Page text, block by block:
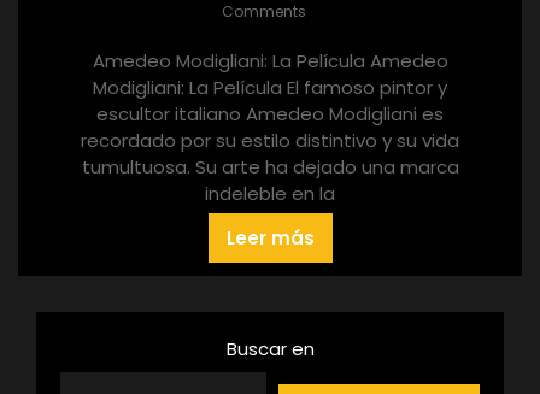
Comments
Amedeo Modigliani: La Película Amedeo
Modigliani: La Película El famoso pintor y
escultor italiano Amedeo Modigliani es
recordado por su estilo distintivo y su vida
tumultuosa. Su arte ha dejado una marca
indeleble en la
Leer más
Buscar en